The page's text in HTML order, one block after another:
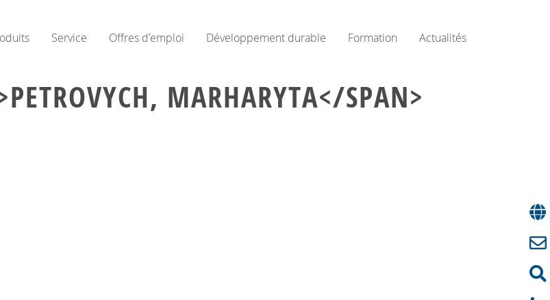
Service Offres d’emploi Développement durable Formation Actualités
MARHARYTA</SPAN>